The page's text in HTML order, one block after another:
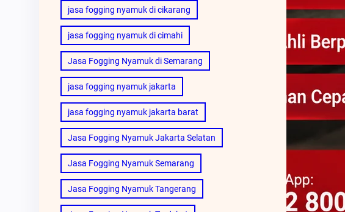
jasa fogging nyamuk di cikarang
jasa fogging nyamuk di cimahi
Jasa Fogging Nyamuk di Semarang
jasa fogging nyamuk jakarta
jasa fogging nyamuk jakarta barat
Jasa Fogging Nyamuk Jakarta Selatan
Jasa Fogging Nyamuk Semarang
Jasa Fogging Nyamuk Tangerang